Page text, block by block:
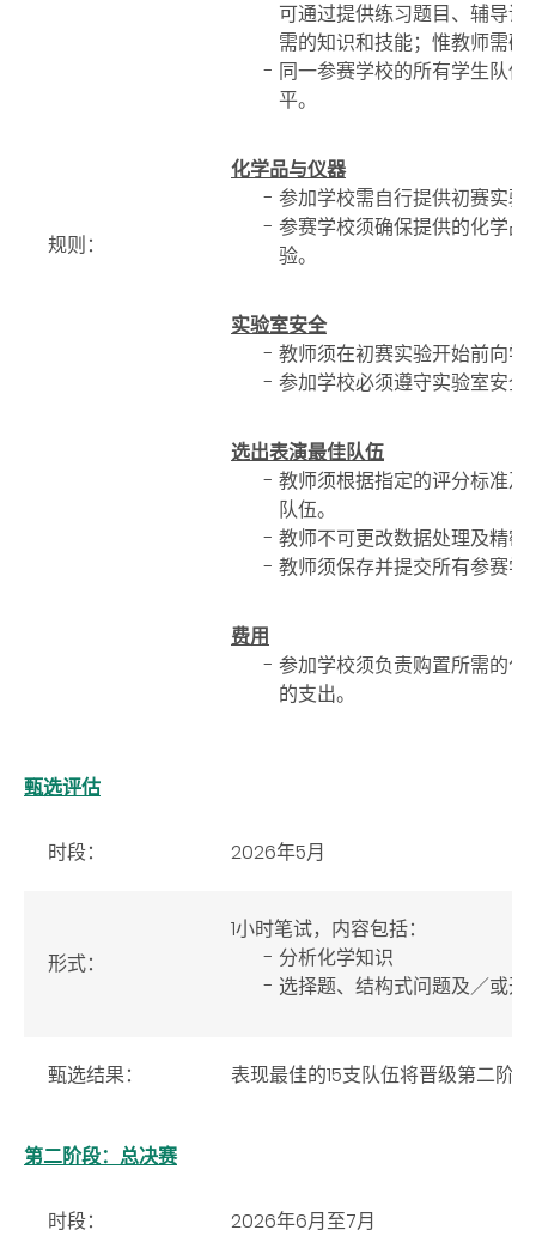
规则：
可通过提供练习题目、辅导
需的知识和技能；惟教师需
同一参赛学校的所有学生队
平。
化学品与仪器
参加学校需自行提供初赛实
参赛学校须确保提供的化学
验。
实验室安全
教师须在初赛实验开始前向
参加学校必须遵守实验室安
选出表演最佳队伍
教师须根据指定的评分标准
队伍。
教师不可更改数据处理及精
教师须保存并提交所有参赛
费用
参加学校须负责购置所需的
的支出。
甄选评估
时段： 2026年5月
形式：
1小时笔试，内容包括：
分析化学知识
选择题、结构式问题及／或开
甄选结果： 表现最佳的15支队伍将晋级第二阶段
第二阶段：总决赛
时段： 2026年6月至7月